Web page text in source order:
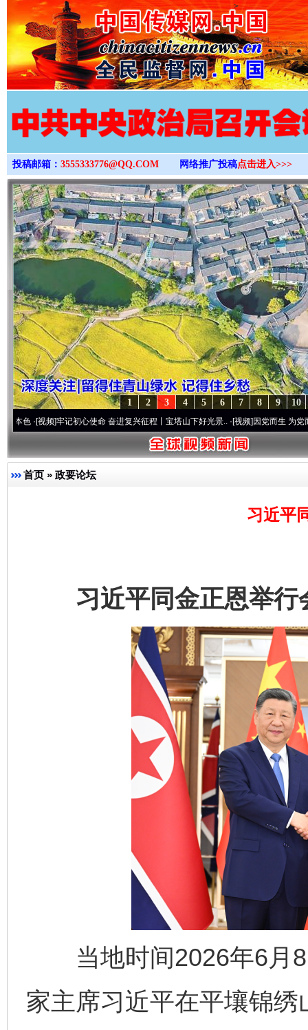
>
投稿邮箱： 3555333776@QQ.COM 网络推广投稿点击进入>>>
10
9
8
7
6
5
4
3
2
1
牢记初心使命 奋进复兴征程丨宝塔山下好光景..·[视频]因党而生 为党而战——百年“
首页 » 政要论坛
习近平
习近平同金正恩举行
当地时间2026年6月8
家主席习近平在平壤锦